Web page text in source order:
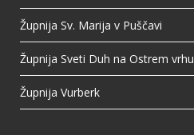
Župnija Sv. Marija v Puščavi
Župnija Sveti Duh na Ostrem vrhu
Župnija Vurberk